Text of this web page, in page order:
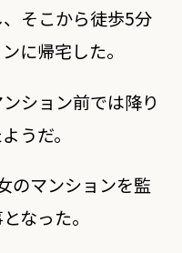
そこから徒歩5分
に帰宅した。
ション前では降り
うだ。
のマンションを監
なった。